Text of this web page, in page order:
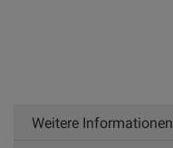
Weitere Informationen